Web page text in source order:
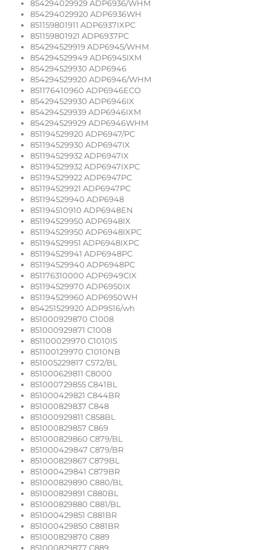
854294029929 ADP6936/WHM
854294029920 ADP6936WH
851159801911 ADP6937IXPC
851159801921 ADP6937PC
854294529919 ADP6945/WHM
854294529949 ADP6945IXM
854294529930 ADP6946
854294529920 ADP6946/WHM
851176410960 ADP6946ECO
854294529930 ADP6946IX
854294529939 ADP6946IXM
854294529929 ADP6946WHM
851194529920 ADP6947/PC
851194529930 ADP6947IX
851194529932 ADP6947IX
851194529932 ADP6947IXPC
851194529922 ADP6947PC
851194529921 ADP6947PC
851194529940 ADP6948
851194510910 ADP6948EN
851194529950 ADP6948IX
851194529950 ADP6948IXPC
851194529951 ADP6948IXPC
851194529941 ADP6948PC
851194529940 ADP6948PC
851176310000 ADP6949CIX
851194529970 ADP6950IX
851194529960 ADP6950WH
854251529920 ADP9516/wh
851000929870 C1008
851000929871 C1008
851100029970 C1010IS
851100129970 C1010NB
851005229817 C572/BL
851000629811 C8000
851000729855 C841BL
851000429821 C844BR
851000829837 C848
851000929811 C858BL
851000829857 C869
851000829860 C879/BL
851000429847 C879/BR
851000829867 C879BL
851000429841 C879BR
851000829890 C880/BL
851000829891 C880BL
851000829880 C881/BL
851000429851 C881BR
851000429850 C881BR
851000829870 C889
851000829877 C889